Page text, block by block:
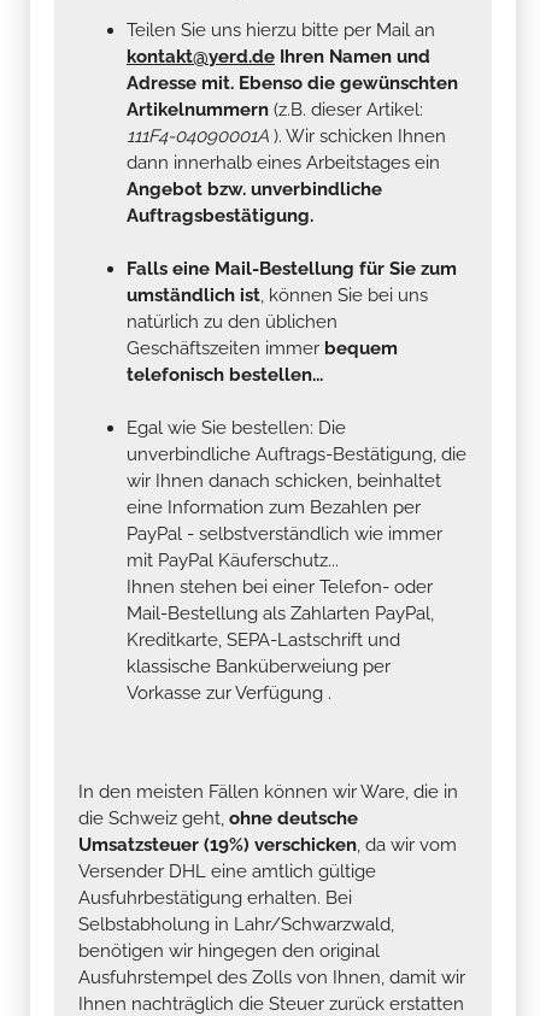
Teilen Sie uns hierzu bitte per Mail an
kontakt@yerd.de Ihren Namen und
Adresse mit. Ebenso die gewünschten
Artikelnummern (z.B. dieser Artikel:
111F4-04090001A ). Wir schicken Ihnen
dann innerhalb eines Arbeitstages ein
Angebot bzw. unverbindliche
Auftragsbestätigung.
Falls eine Mail-Bestellung für Sie zum
umständlich ist, können Sie bei uns
natürlich zu den üblichen
Geschäftszeiten immer bequem
telefonisch bestellen...
Egal wie Sie bestellen: Die
unverbindliche Auftrags-Bestätigung, die
wir Ihnen danach schicken, beinhaltet
eine Information zum Bezahlen per
PayPal - selbstverständlich wie immer
mit PayPal Käuferschutz...
Ihnen stehen bei einer Telefon- oder
Mail-Bestellung als Zahlarten PayPal,
Kreditkarte, SEPA-Lastschrift und
klassische Banküberweiung per
Vorkasse zur Verfügung .
In den meisten Fällen können wir Ware, die in
die Schweiz geht, ohne deutsche
Umsatzsteuer (19%) verschicken, da wir vom
Versender DHL eine amtlich gültige
Ausfuhrbestätigung erhalten. Bei
Selbstabholung in Lahr/Schwarzwald,
benötigen wir hingegen den original
Ausfuhrstempel des Zolls von Ihnen, damit wir
Ihnen nachträglich die Steuer zurück erstatten